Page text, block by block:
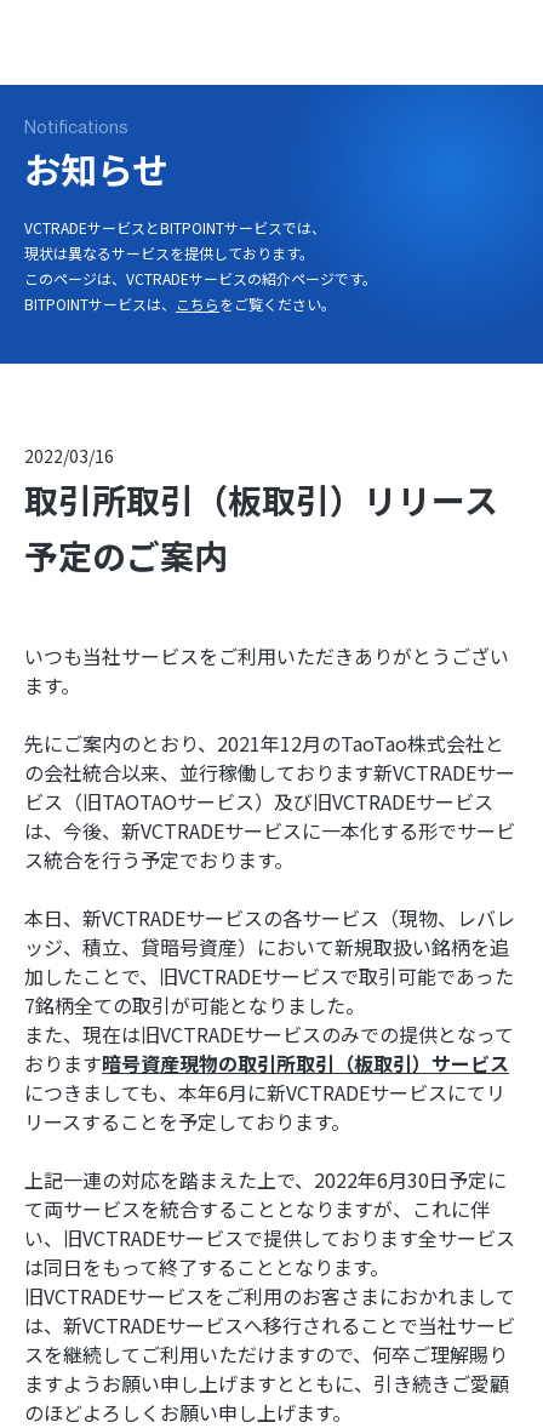
Notifications
お知らせ
VCTRADEサービスとBITPOINTサービスでは、
現状は異なるサービスを提供しております。
このページは、VCTRADEサービスの紹介ページです。
BITPOINTサービスは、
こちらをご覧ください。
2022/03/16
取引所取引（板取引）リリース
予定のご案内
いつも当社サービスをご利用いただきありがとうござい
ます。
先にご案内のとおり、2021年12月のTaoTao株式会社と
の会社統合以来、並行稼働しております新VCTRADEサー
ビス（旧TAOTAOサービス）及び旧VCTRADEサービス
は、今後、新VCTRADEサービスに一本化する形でサービ
ス統合を行う予定でおります。
本日、新VCTRADEサービスの各サービス（現物、レバレ
ッジ、積立、貸暗号資産）において新規取扱い銘柄を追
加したことで、旧VCTRADEサービスで取引可能であった
7銘柄全ての取引が可能となりました。
また、現在は旧VCTRADEサービスのみでの提供となって
おります暗号資産現物の取引所取引（板取引）サービス
につきましても、本年6月に新VCTRADEサービスにてリ
リースすることを予定しております。
上記一連の対応を踏まえた上で、2022年6月30日予定に
て両サービスを統合することとなりますが、これに伴
い、旧VCTRADEサービスで提供しております全サービス
は同日をもって終了することとなります。
旧VCTRADEサービスをご利用のお客さまにおかれまして
は、新VCTRADEサービスへ移行されることで当社サービ
スを継続してご利用いただけますので、何卒ご理解賜り
ますようお願い申し上げますとともに、引き続きご愛顧
のほどよろしくお願い申し上げます。